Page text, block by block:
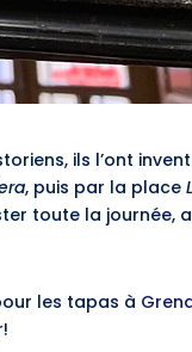
ils l’ont
, puis par la place
toute la journée,
les tapas à